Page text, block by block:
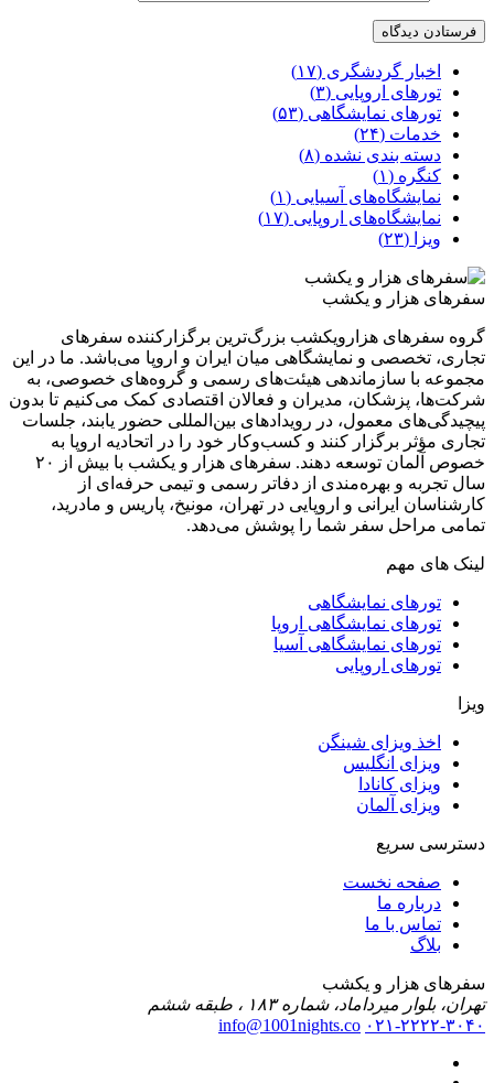
اخبار گردشگری (۱۷)
تورهای اروپایی (۳)
تورهای نمایشگاهی (۵۳)
خدمات (۲۴)
دسته بندی نشده (۸)
کنگره (۱)
نمایشگاه‌های آسیایی (۱)
نمایشگاه‌های اروپایی (۱۷)
ویزا (۲۳)
سفرهای هزار و یکشب
گروه سفرهای هزارویکشب بزرگ‌ترین برگزارکننده سفرهای
تجاری، تخصصی و نمایشگاهی میان ایران و اروپا می‌باشد. ما در این
مجموعه با سازماندهی هیئت‌های رسمی و گروه‌های خصوصی، به
شرکت‌ها، پزشکان، مدیران و فعالان اقتصادی کمک می‌کنیم تا بدون
پیچیدگی‌های معمول، در رویدادهای بین‌المللی حضور یابند، جلسات
تجاری مؤثر برگزار کنند و کسب‌وکار خود را در اتحادیه اروپا به
خصوص آلمان توسعه دهند. سفر‌های هزار و یکشب با بیش از ۲۰
سال تجربه و بهره‌مندی از دفاتر رسمی و تیمی حرفه‌ای از
کارشناسان ایرانی و اروپایی در تهران، مونیخ، پاریس و مادرید،
تمامی مراحل سفر شما را پوشش می‌دهد.
لینک های مهم
تورهای نمایشگاهی
تورهای نمایشگاهی اروپا
تورهای نمایشگاهی آسیا
تورهای اروپایی
ویزا
اخذ ویزای شینگن
ویزای انگلیس
ویزای کانادا
ویزای آلمان
دسترسی سریع
صفحه نخست
درباره ما
تماس با ما
بلاگ
سفرهای هزار و یکشب
تهران، بلوار میرداماد، شماره ۱۸۳ ، طبقه ششم
۰۲۱-۲۲۲۲-۳۰۴۰ info@1001nights.co